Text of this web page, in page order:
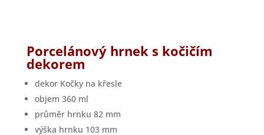
Porcelánový hrnek s kočičím
dekorem
dekor Kočky na křesle
objem 360 ml
průměr hrnku 82 mm
výška hrnku 103 mm